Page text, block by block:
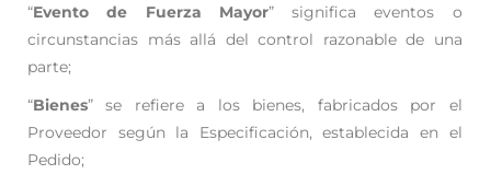
“Evento de Fuerza Mayor” significa eventos o
circunstancias más allá del control razonable de una
parte;
“Bienes” se refiere a los bienes, fabricados por el
Proveedor según la Especificación, establecida en el
Pedido;